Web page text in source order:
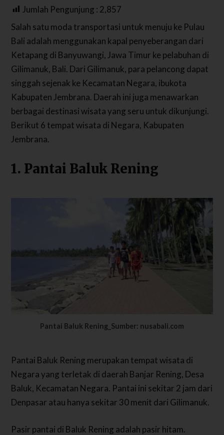
Jumlah Pengunjung : 2,857
Salah satu moda transportasi untuk menuju ke Pulau
Bali adalah menggunakan kapal penyeberangan dari
Ketapang di Banyuwangi, Jawa Timur ke pelabuhan di
Gilimanuk, Bali. Dari Gilimanuk, para pelancong dapat
singgah sejenak ke Kecamatan Negara, ibukota
Kabupaten Jembrana. Daerah ini juga menawarkan
berbagai destinasi wisata yang seru untuk dikunjungi.
Berikut 6 tempat wisata di Negara, Kabupaten
Jembrana.
1. Pantai Baluk Rening
Pantai Baluk Rening_Sumber: nusabali.com
Pantai Baluk Rening merupakan tempat wisata di
Negara yang terletak di daerah Banjar Rening, Desa
Baluk, Kecamatan Negara. Pantai ini sekitar 2 jam dari
Denpasar atau hanya sekitar 30 menit dari Gilimanuk.
Pasir pantai di Baluk Rening adalah pasir hitam.